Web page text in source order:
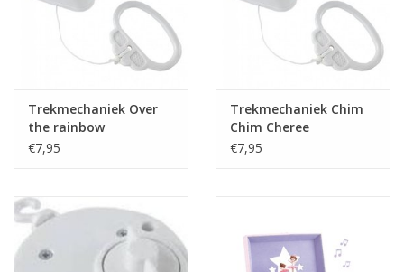
Trekmechaniek Over
the rainbow
€7,95
Trekmechaniek Chim
Chim Cheree
€7,95